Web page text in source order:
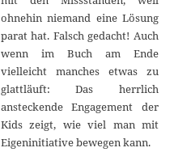
ohnehin niemand eine Lösung
parat hat. Falsch gedacht! Auch
wenn im Buch am Ende
vielleicht manches etwas zu
glattläuft: Das herrlich
ansteckende Engagement der
Kids zeigt, wie viel man mit
Eigeninitiative bewegen kann.